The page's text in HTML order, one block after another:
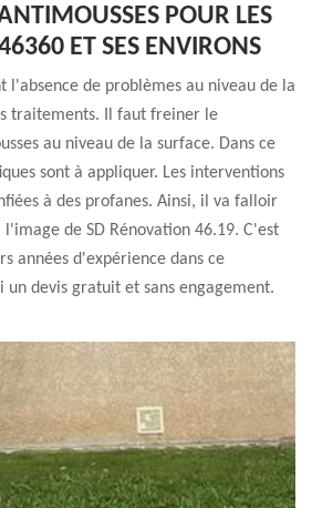
POUR LES
ET SES ENVIRONS
l'absence de problèmes au niveau de la
traitements. Il faut freiner le
au niveau de la surface. Dans ce
sont à appliquer. Les interventions
à des profanes. Ainsi, il va falloir
de SD Rénovation 46.19. C'est
années d'expérience dans ce
un devis gratuit et sans engagement.